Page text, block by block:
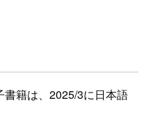
籍は、2025/3に日本語